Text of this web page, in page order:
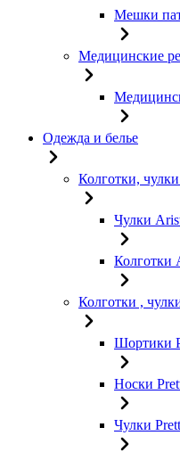
Мешки
Медицинские
Одежда и белье
Колготки,
Чулки
Колготки
Колготки ,
Шортики
Носки
Чулки